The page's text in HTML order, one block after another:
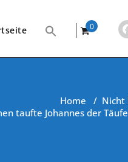
0
Home / Nicht
taufte Johannes der